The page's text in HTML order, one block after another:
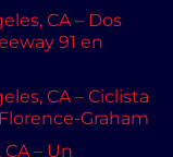
CA – Dos
91 en
CA – Ciclista
Graham
– Un